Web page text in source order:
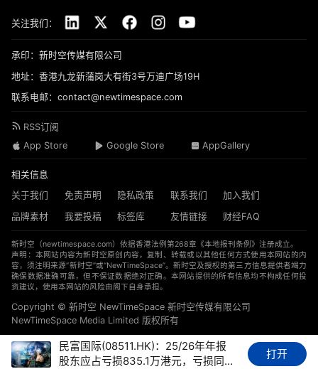
关注我们：
承印：新时空传媒有限公司
地址：香港九龙新蒲岗大有街3号万迪广场19H
联系电邮：contact@newtimespace.com
RSS订阅
App Store
Google Store AppGallery
相关信息
关于我们
免责声明 隐私政策 联系我们
加入我们
品牌素材
我要投稿 标签库 友情链接 财经FAQ
新时空（newtimespace.com）依据香港法例第268章《本地报刊条例》注册成立。
声明：本网站内容为新时空原创内容，复制、转载或以其他任何方式使用本网站的内
容，须注明来源“新时空”或“NewTimeSpace”。新时空及授权的第三方信息提供者竭力
确保数据准确可靠，但不保证数据绝对正确。本网站提供的所有信息均不构成任何投
资建议，使用本网站的风险由阁下自身承担。
Copyright © 新时空 ‌NewTimeSpace 新时空传媒有限公司
NewTimeSpace Media Limited 版权所有
民富国际(08511.HK)：25/26年年报
股东应占亏损835.1万港元，亏损同比
打开